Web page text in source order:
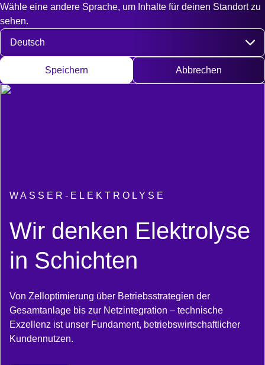
Wähle eine andere Sprache, um Inhalte für deinen Standort zu
sehen.
Sprache auswählen
Speichern Abbrechen
Fast access
Kontakt Suche ENDE
WASSER-ELEKTROLYSE
:
Wir denken Elektrolyse
in Schichten
Von Zelloptimierung über Betriebsstrategien der
Gesamtanlage bis zur Netzintegration – technische
Exzellenz ist unser Fundament, betriebswirtschaftlicher
Kundennutzen.